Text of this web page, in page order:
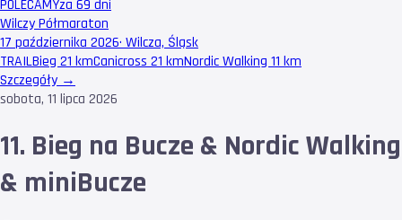
POLECAMYza 69 dni
Wilczy Półmaraton
17 października 2026· Wilcza, Śląsk
TRAILBieg 21 kmCanicross 21 kmNordic Walking 11 km
Szczegóły →
sobota, 11 lipca 2026
11. Bieg na Bucze & Nordic Walking
& miniBucze